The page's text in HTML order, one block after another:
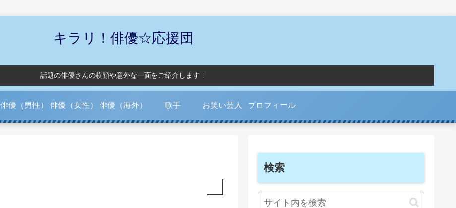
キラリ！俳優☆応援団
話題の俳優さんの横顔や意外な一面をご紹介します！
俳優（男性） 俳優（女性） 俳優（海外） 歌手 お笑い芸人 プロフィール
検索